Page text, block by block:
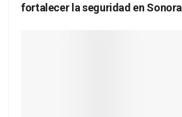
fortalecer la seguridad en Sonora